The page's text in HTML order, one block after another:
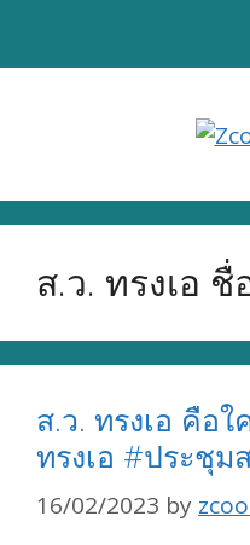
ส.ว. ทรงเอ
ส.ว. ทรงเอ คือใ
ทรงเอ #ประชุม
16/02/2023 by